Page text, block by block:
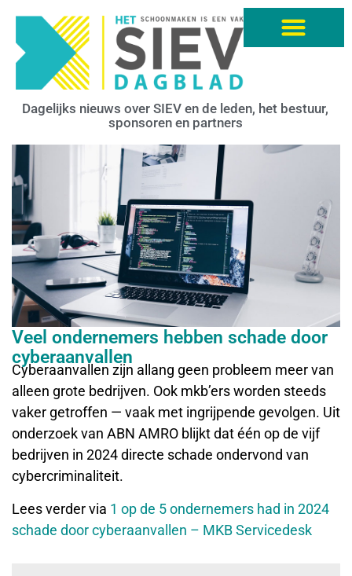
Dagelijks nieuws over SIEV en de leden, het bestuur,
sponsoren en partners
Veel ondernemers hebben schade door
cyberaanvallen
Cyberaanvallen zijn allang geen probleem meer van
alleen grote bedrijven. Ook mkb’ers worden steeds
vaker getroffen — vaak met ingrijpende gevolgen. Uit
onderzoek van ABN AMRO blijkt dat één op de vijf
bedrijven in 2024 directe schade ondervond van
cybercriminaliteit.
Lees verder via 1 op de 5 ondernemers had in 2024
schade door cyberaanvallen – MKB Servicedesk